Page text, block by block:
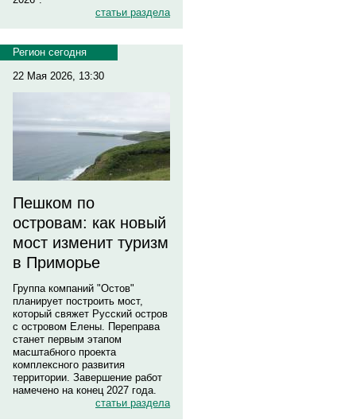
статьи раздела
Регион сегодня
22 Мая 2026, 13:30
Пешком по
островам: как новый
мост изменит туризм
в Приморье
Группа компаний "Остов"
планирует построить мост,
который свяжет Русский остров
с островом Елены. Переправа
станет первым этапом
масштабного проекта
комплексного развития
территории. Завершение работ
намечено на конец 2027 года.
статьи раздела